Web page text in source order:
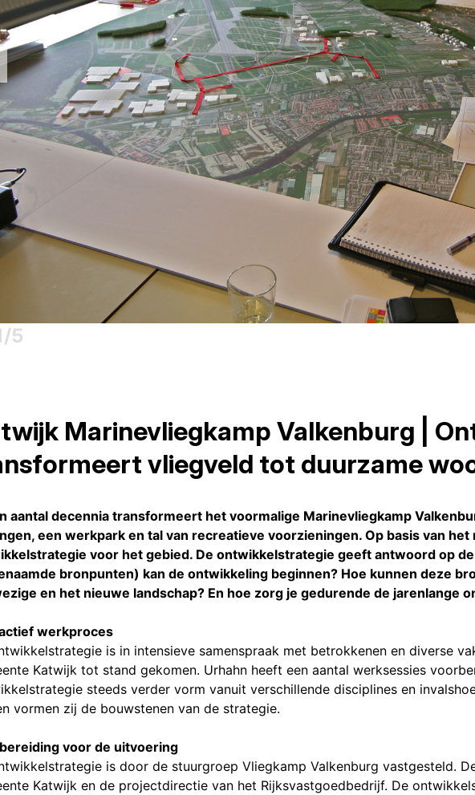
/5
Marinevliegkamp Valkenburg |
vliegveld tot duurzame
aantal decennia transformeert het voormalige Marinevliegkamp
een werkpark en tal van recreatieve voorzieningen. Op basis van
voor het gebied. De ontwikkelstrategie geeft antwoord op
bronpunten) kan de ontwikkeling beginnen? Hoe kunnen deze
en het nieuwe landschap? En hoe zorg je gedurende de jarenlange
werkproces
is in intensieve samenspraak met betrokkenen en diverse
Katwijk tot stand gekomen. Urhahn heeft een aantal werksessies
steeds verder vorm vanuit verschillende disciplines en
vormen zij de bouwstenen van de strategie.
voor de uitvoering
is door de stuurgroep Vliegkamp Valkenburg vastgesteld.
Katwijk en de projectdirectie van het Rijksvastgoedbedrijf. De